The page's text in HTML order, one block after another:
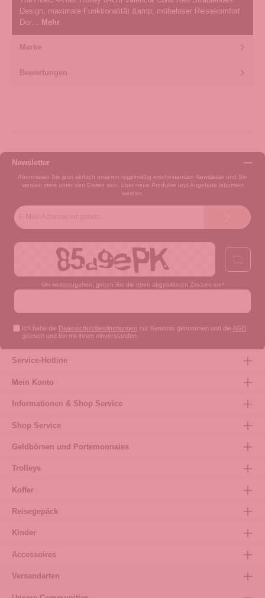
Design, maximale Funktionalität &amp; müheloser Reisekomfort
Der…
Mehr
Marke
Bewertungen
Newsletter
Abonnieren Sie jetzt einfach unseren regelmäßig erscheinenden Newsletter und Sie
werden stets unter den Ersten sein, über neue Produkte und Angebote informiert
werden.
Um weiterzugehen, geben Sie die oben abgebildeten Zeichen ein*
Ich habe die Datenschutzbestimmungen zur Kenntnis genommen und die AGB
gelesen und bin mit ihnen einverstanden.
Service-Hotline
Mein Konto
Informationen & Shop Service
Shop Service
Geldbörsen und Portemonnaies
Trolleys
Koffer
Reisegepäck
Kinder
Accessoires
Versandarten